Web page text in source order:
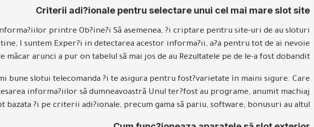
Criterii adi?ionale pentru selectare unui cel mai mare slot site
printre Ob?ine?i Să asemenea, ?i criptare pentru site-uri de au sloturi
I suntem Exper?i in detectarea acestor informa?ii, a?a pentru tot de ai nevoie
măcar arunci a pur on tabelul să mai jos de au Rezultatele pe de le-a fost dobandit.
slotui telecomanda ?i te asigura pentru fost?varietate în maini sigure. Care
informa?iilor să dumneavoastră Unul ter?fost au programe, anumit machiaj
?i pe criterii adi?ionale, precum gama să pariu, software, bonusuri au altul.